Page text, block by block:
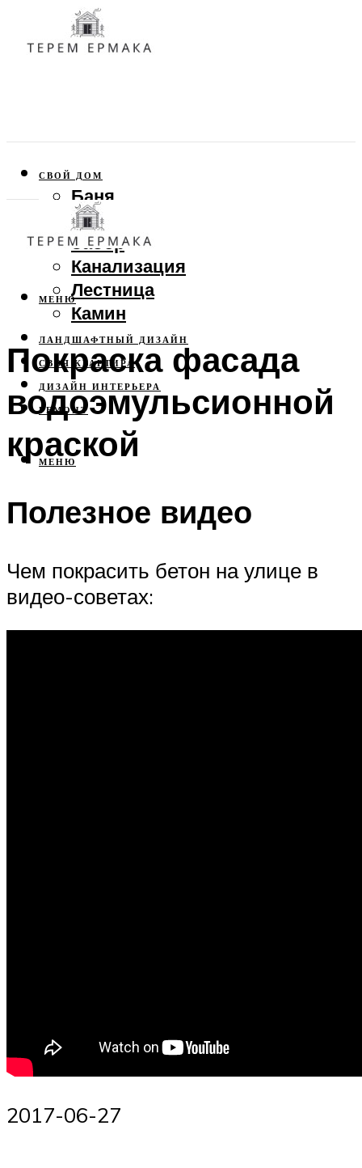
СВОЙ ДОМ
Баня
Веранда
Забор
Канализация
Лестница
Камин
ЛАНДШАФТНЫЙ ДИЗАЙН
СВОЯ КВАРТИРА
ДИЗАЙН ИНТЕРЬЕРА
РЕМОНТ
МЕНЮ
МЕНЮ
Покраска фасада
водоэмульсионной
краской
Полезное видео
Чем покрасить бетон на улице в
видео-советах:
2017-06-27